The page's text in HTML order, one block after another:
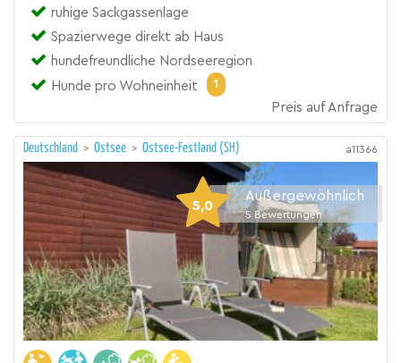
ruhige Sackgassenlage
Spazierwege direkt ab Haus
hundefreundliche Nordseeregion
Hunde pro Wohneinheit
1
Preis auf Anfrage
Deutschland > Ostsee > Ostsee-Festland (SH) a11366
5,0
Außergewöhnlich
5 Bewertungen